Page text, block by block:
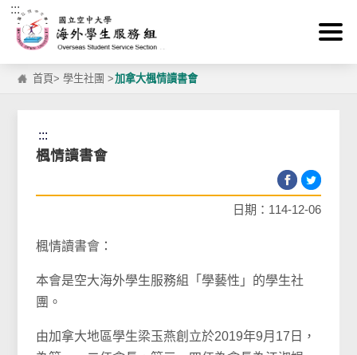
跳到主要內容區塊
:::
首頁>學生社團 >加拿大楓情讀書會
:::
楓情讀書會
日期：114-12-06
楓情讀書會：
本會是空大海外學生服務組「學藝性」的學生社
團。
由加拿大地區學生梁玉燕創立於2019年9月17日，